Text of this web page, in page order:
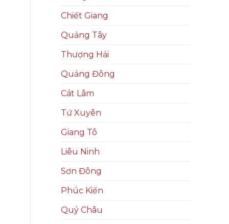
Chiết Giang
Quảng Tây
Thượng Hải
Quảng Đông
Cát Lâm
Tứ Xuyên
Giang Tô
Liêu Ninh
Sơn Đông
Phúc Kiến
Quý Châu